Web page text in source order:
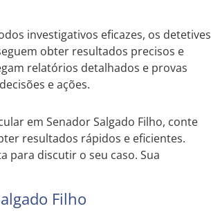
investigativos eficazes, os detetives
obter resultados precisos e
relatórios detalhados e provas
e ações.
em Senador Salgado Filho, conte
resultados rápidos e eficientes.
para discutir o seu caso. Sua
Filho